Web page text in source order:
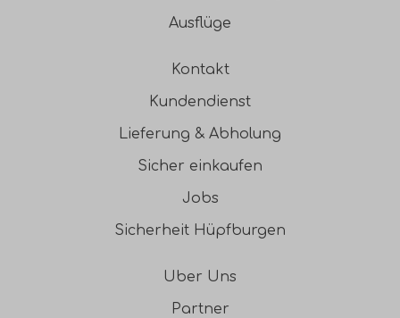
Ausflüge
Kontakt
Kundendienst
Lieferung & Abholung
Sicher einkaufen
Jobs
Sicherheit Hüpfburgen
Uber Uns
Partner